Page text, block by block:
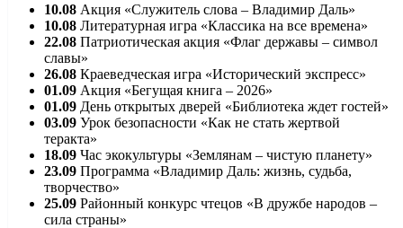
10.08 Акция «Служитель слова – Владимир Даль»
10.08 Литературная игра «Классика на все времена»
22.08 Патриотическая акция «Флаг державы – символ
славы»
26.08 Краеведческая игра «Исторический экспресс»
01.09 Акция «Бегущая книга – 2026»
01.09 День открытых дверей «Библиотека ждет гостей»
03.09 Урок безопасности «Как не стать жертвой
теракта»
18.09 Час экокультуры «Землянам – чистую планету»
23.09 Программа «Владимир Даль: жизнь, судьба,
творчество»
25.09 Районный конкурс чтецов «В дружбе народов –
сила страны»